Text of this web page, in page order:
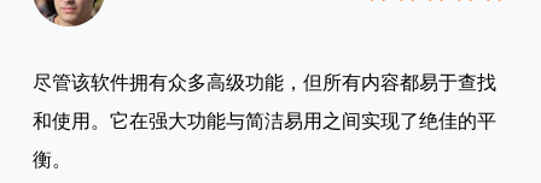
尽管该软件拥有众多高级功能，但所有内容都易于查找
和使用。它在强大功能与简洁易用之间实现了绝佳的平
衡。